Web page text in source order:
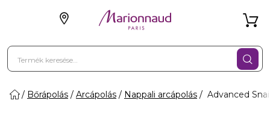
Bőrápolás Arcápolás Nappali arcápolás Advanced